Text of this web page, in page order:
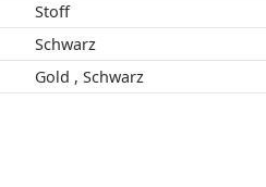
Stoff
Schwarz
Gold , Schwarz